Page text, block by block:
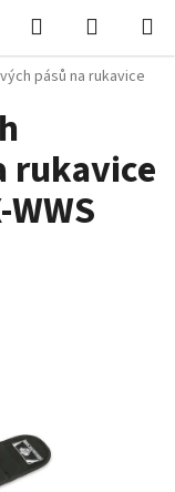
Hledat
KOŠÍK
pásů na rukavice
rukavice